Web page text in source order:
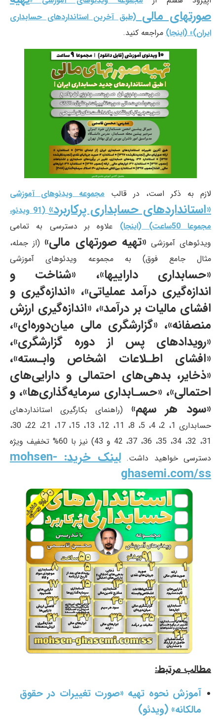
صورتهای مالی(طبق آخرین استانداردهای حسابداری
ایران)» (اینجا)مراجعه کنید.
لازم به ذکر است، در قالبمجموعه ویدئوهای آموزشی
«استانداردهای حسابداری پرکاربرد»
(91 ویدئو،
مجموعا 50ساعت) (اینجا)
علاوه بر دسترسی به تمامی
ویدئوهای آموزشی«تهیه صورتهای مالی»(از جمله،
مثال جامع فوق) به مجموعه ویدئوهای آموزشی
«حسابداری داراییها»، «شناخت و
اندازه‌گیری درآمد عملیاتی»، «اندازه‌گیری و
افشای مالیات بر درآمد»، «اندازه‌گیری ارزش
منصفانه»، «گزارشگری مالی میان‌دوره‌ای»،
«رویدادهای پس از دوره گزارشگری»،
«افشای اطـلاعات اشخاص وابـسته»،
«ذخایر، بدهی‌های احتمالی و دارایی‌های
احتمالی»، «حسـابداری سرمایه‌گذاری‌ها»، و
«سود هر سهم»(راهنمای بکارگیری استانداردهای
حسابداری 1، 2، 4، 5، 8، 11، 12، 13، 15، 17، 21، 22، 30،
31، 32، 34، 35، 36، 37، 42 و 43) نیز با 60% تخفیف ویژه
دسترسی خواهید داشت.لینک خرید:mohsen-
ghasemi.com/ss
مطالب مرتبط:
آموزش نحوه تهیه «صورت تغییرات در حقوق
مالکانه» (ویدئو)